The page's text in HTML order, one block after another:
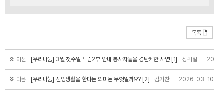
목록
장귀일
이전 [우리나눔] 3월 첫주일 드림2부 안내 봉사자들을 경탄케한 사연 [1]
2026-03-10
김기찬
다음 [우리나눔] 신앙생활을 한다는 의미는 무엇일까요? [2]